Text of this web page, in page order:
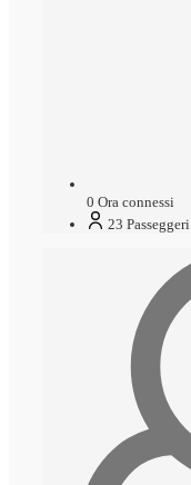
0 Ora connessi
23 Passeggeri